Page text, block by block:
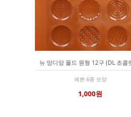
뉴 망디앙 몰드 원형 12구 (DL 초콜
예쁜 6종 모양
1,000원